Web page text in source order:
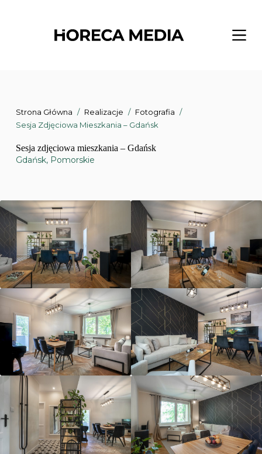
Strona Główna / Realizacje / Fotografia /
Sesja Zdjęciowa Mieszkania – Gdańsk
Sesja zdjęciowa mieszkania – Gdańsk
Gdańsk, Pomorskie